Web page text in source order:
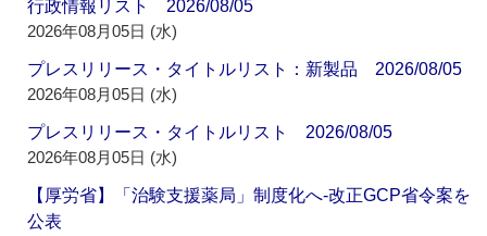
行政情報リスト 2026/08/05
2026年08月05日 (水)
プレスリリース・タイトルリスト：新製品 2026/08/05
2026年08月05日 (水)
プレスリリース・タイトルリスト 2026/08/05
2026年08月05日 (水)
【厚労省】「治験支援薬局」制度化へ‐改正GCP省令案を
公表